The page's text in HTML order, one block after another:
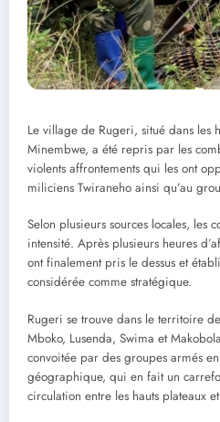
Le village de Rugeri, situé dans les
Minembwe, a été repris par les
violents affrontements qui les ont
miliciens Twiraneho ainsi qu’au
Selon plusieurs sources locales, les
intensité. Après plusieurs heures
ont finalement pris le dessus et
considérée comme stratégique.
Rugeri se trouve dans le territoire
Mboko, Lusenda, Swima et
convoitée par des groupes armés
géographique, qui en fait un
circulation entre les hauts plateaux